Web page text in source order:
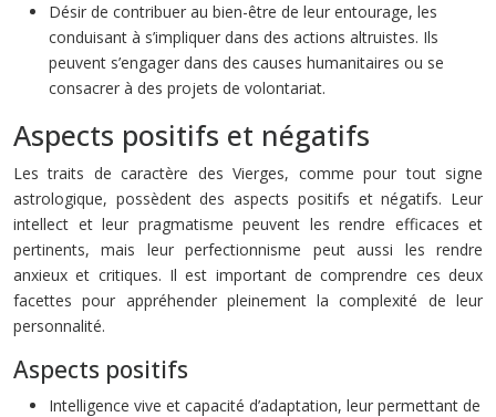
Désir de contribuer au bien-être de leur entourage, les
conduisant à s’impliquer dans des actions altruistes. Ils
peuvent s’engager dans des causes humanitaires ou se
consacrer à des projets de volontariat.
Aspects positifs et négatifs
Les traits de caractère des Vierges, comme pour tout signe
astrologique, possèdent des aspects positifs et négatifs. Leur
intellect et leur pragmatisme peuvent les rendre efficaces et
pertinents, mais leur perfectionnisme peut aussi les rendre
anxieux et critiques. Il est important de comprendre ces deux
facettes pour appréhender pleinement la complexité de leur
personnalité.
Aspects positifs
Intelligence vive et capacité d’adaptation, leur permettant de